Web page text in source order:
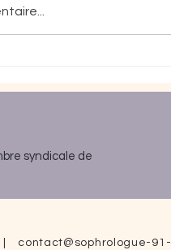
syndicale de
| contact@sophrologue-91-